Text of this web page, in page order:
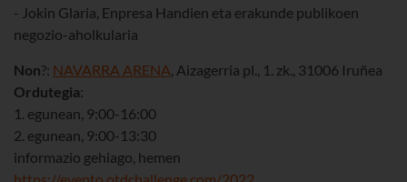
- Jokin Glaria, Enpresa Handien eta erakunde publikoen
negozio-aholkularia
Non?: NAVARRA ARENA , Aizagerria pl., 1. zk., 31006 Iruñea
Ordutegia:
1. egunean, 9:00-16:00
2. egunean, 9:00-13:30
informazio gehiago, hemen
https://evento.otdchallenge.com/2022